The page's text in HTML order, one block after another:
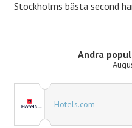
Stockholms bästa second
Andra
Hotels.com